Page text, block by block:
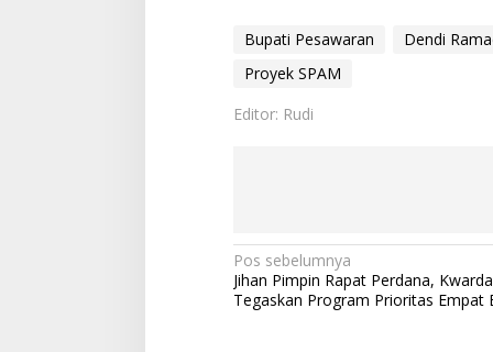
Bupati Pesawaran
Dendi
Proyek SPAM
Editor: Rudi
N
a
Pos sebelumnya
Jihan Pimpin Rapat Perdana,
Tegaskan Program Prioritas Empat